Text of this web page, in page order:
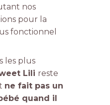
nos
pour la
fonctionnel
les plus
Lili reste
ne fait pas un
quand il